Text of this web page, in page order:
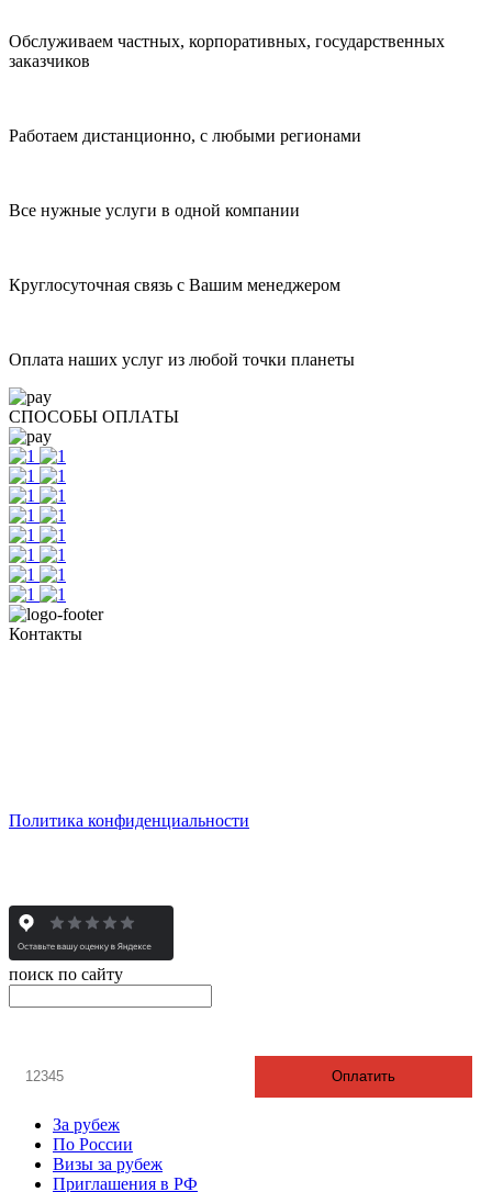
Обслуживаем частных, корпоративных, государственных
заказчиков
Работаем дистанционно, с любыми регионами
Все нужные услуги в одной компании
Круглосуточная связь с Вашим менеджером
Оплата наших услуг из любой точки планеты
СПОСОБЫ ОПЛАТЫ
Контакты
Политика конфиденциальности
поиск по сайту
Оплатить
За рубеж
По России
Визы за рубеж
Приглашения в РФ